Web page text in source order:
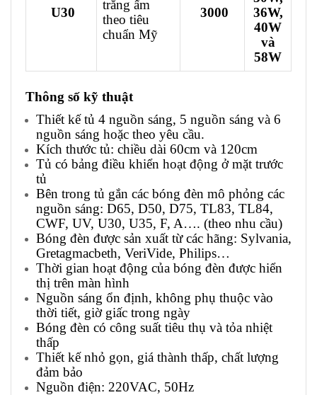
U30
trắng ấm
theo tiêu
chuẩn Mỹ
3000
36W,
40W
và
58W
Thông số kỹ thuật
Thiết kế tủ 4 nguồn sáng, 5 nguồn sáng và 6
nguồn sáng hoặc theo yêu cầu.
Kích thước tủ: chiều dài 60cm và 120cm
Tủ có bảng điều khiển hoạt động ở mặt trước
tủ
Bên trong tủ gắn các bóng đèn mô phỏng các
nguồn sáng: D65, D50, D75, TL83, TL84,
CWF, UV, U30, U35, F, A…. (theo nhu cầu)
Bóng đèn được sản xuất từ các hãng: Sylvania,
Gretagmacbeth, VeriVide, Philips…
Thời gian hoạt động của bóng đèn được hiển
thị trên màn hình
Nguồn sáng ổn định, không phụ thuộc vào
thời tiết, giờ giấc trong ngày
Bóng đèn có công suất tiêu thụ và tỏa nhiệt
thấp
Thiết kế nhỏ gọn, giá thành thấp, chất lượng
đảm bảo
Nguồn điện: 220VAC, 50Hz